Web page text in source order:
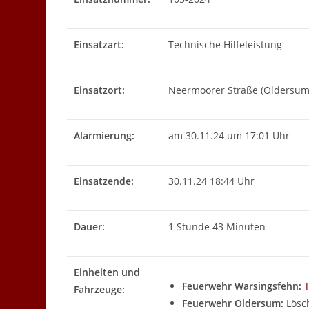
Einsatzart: Technische Hilfeleistung
Einsatzort: Neermoorer Straße
Alarmierung: am 30.11.24 um 17:01 Uhr
Einsatzende: 30.11.24 18:44 Uhr
Dauer: 1 Stunde 43 Minuten
Einheiten und
Fahrzeuge:
Feuerwehr Warsingsfehn:
Feuerwehr Oldersum: